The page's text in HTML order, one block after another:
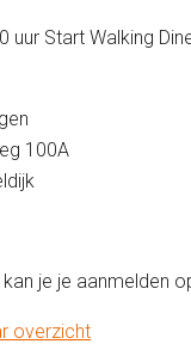
uur Start Walking
100A
kan je je aanmelden
overzicht